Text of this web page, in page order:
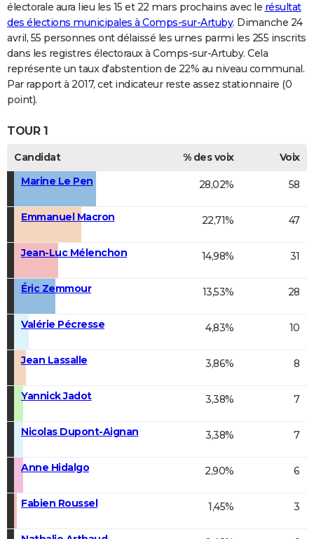
électorale aura lieu les 15 et 22 mars prochains avec le résultat
des élections municipales à Comps-sur-Artuby. Dimanche 24
avril, 55 personnes ont délaissé les urnes parmi les 255 inscrits
dans les registres électoraux à Comps-sur-Artuby. Cela
représente un taux d'abstention de 22% au niveau communal.
Par rapport à 2017, cet indicateur reste assez stationnaire (0
point).
TOUR 1
Candidat % des voix
Voix
Marine Le Pen
28,02% 58
Emmanuel Macron 22,71% 47
Jean-Luc Mélenchon 14,98% 31
Éric Zemmour 13,53% 28
Valérie Pécresse 4,83% 10
Jean Lassalle 3,86% 8
Yannick Jadot 3,38% 7
Nicolas Dupont-Aignan 3,38% 7
Anne Hidalgo 2,90% 6
Fabien Roussel 1,45% 3